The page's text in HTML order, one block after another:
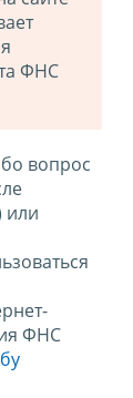
ФНС
вопрос
или
ФНС